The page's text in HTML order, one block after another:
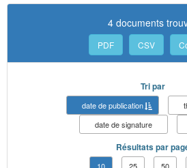
4 documents
PDF CSV
Tri par
date de publication
date de signature
Résultats par
10 25 50